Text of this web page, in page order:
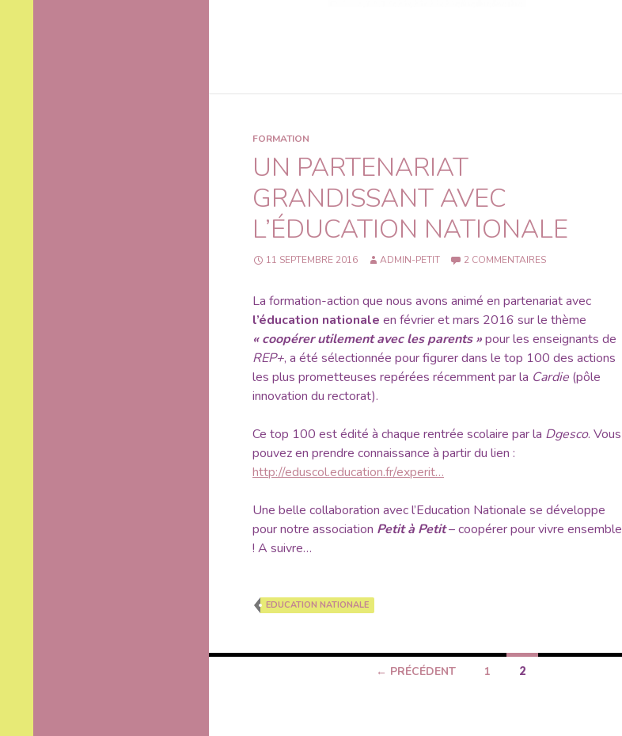
FORMATION
UN PARTENARIAT
GRANDISSANT AVEC
L’ÉDUCATION NATIONALE
11 SEPTEMBRE 2016 ADMIN-PETIT 2 COMMENTAIRES
La formation-action que nous avons animé en partenariat avec
l’éducation nationale en février et mars 2016 sur le thème
« coopérer utilement avec les parents »pour les enseignants de
REP+, a été sélectionnée pour figurer dans le top 100 des actions
les plus prometteuses repérées récemment par la Cardie (pôle
innovation du rectorat).
Ce top 100 est édité à chaque rentrée scolaire par la Dgesco. Vous
pouvez en prendre connaissance à partir du lien :
http://eduscol.education.fr/experit…
Une belle collaboration avec l’Education Nationale se développe
pour notre association Petit à Petit– coopérer pour vivre ensemble
! A suivre…
EDUCATION NATIONALE
← PRÉCÉDENT 1 2